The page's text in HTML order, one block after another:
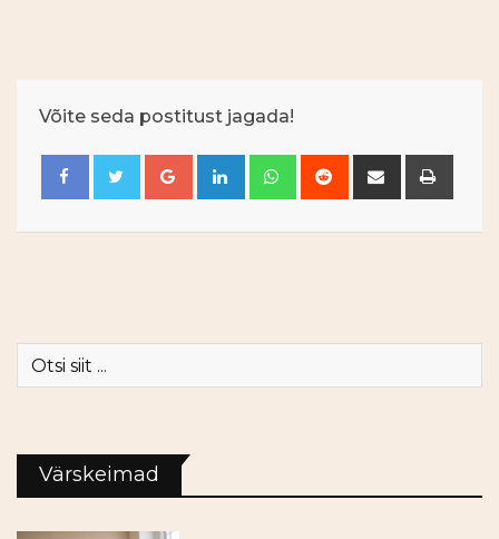
Võite seda postitust jagada!
Google+LinkedInWhatsapp
Reddit
Jaga
Värskeimad